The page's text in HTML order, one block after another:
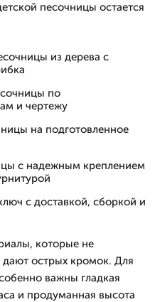
песочницы остается
из дерева с
по
и чертежу
на подготовленное
с надежным креплением
с доставкой, сборкой и
которые не
дают острых кромок. Для
важны гладкая
и продуманная высота